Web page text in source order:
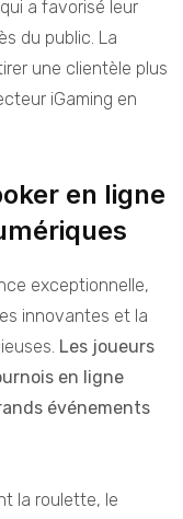
a favorisé leur
du public. La
une clientèle plus
iGaming en
en ligne
exceptionnelle,
innovantes et la
Les joueurs
en ligne
événements
la roulette, le